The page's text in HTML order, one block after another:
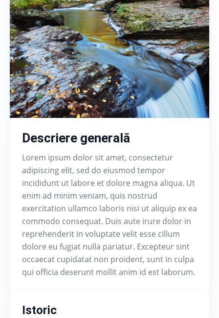
Descriere generală
Lorem ipsum dolor sit amet, consectetur
adipiscing elit, sed do eiusmod tempor
incididunt ut labore et dolore magna aliqua. Ut
enim ad minim veniam, quis nostrud
exercitation ullamco laboris nisi ut aliquip ex ea
commodo consequat. Duis aute irure dolor in
reprehenderit in voluptate velit esse cillum
dolore eu fugiat nulla pariatur. Excepteur sint
occaecat cupidatat non proident, sunt in culpa
qui officia deserunt mollit anim id est laborum.
Istoric